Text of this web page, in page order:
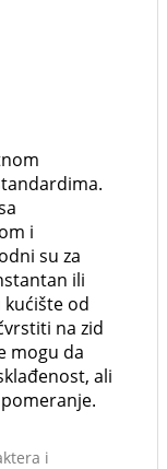
i
su za
ili
kućište od
na zid
mogu da
ali
i